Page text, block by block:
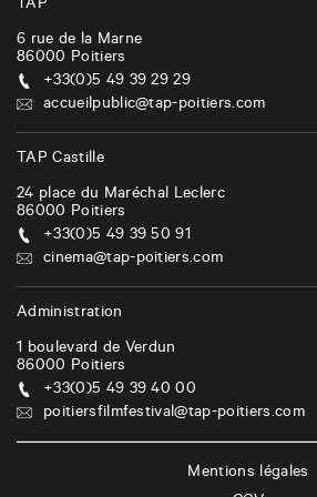
i
g
a
t
i
o
n
TAP
6 rue de la Marne
86000 Poitiers
+33(0)5 49 39 29 29
accueilpublic@tap-poitiers.com
TAP Castille
24 place du Maréchal Leclerc
86000 Poitiers
+33(0)5 49 39 50 91
cinema@tap-poitiers.com
Administration
1 boulevard de Verdun
86000 Poitiers
+33(0)5 49 39 40 00
poitiersfilmfestival@tap-poitiers.com
Mentions légales